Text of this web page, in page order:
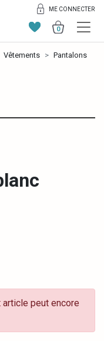
ME CONNECTER
0
Vêtements
Pantalons
peut encore